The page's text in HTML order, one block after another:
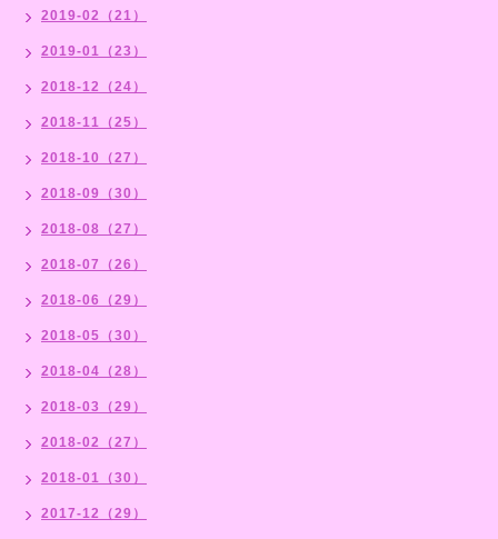
2019-02（21）
2019-01（23）
2018-12（24）
2018-11（25）
2018-10（27）
2018-09（30）
2018-08（27）
2018-07（26）
2018-06（29）
2018-05（30）
2018-04（28）
2018-03（29）
2018-02（27）
2018-01（30）
2017-12（29）